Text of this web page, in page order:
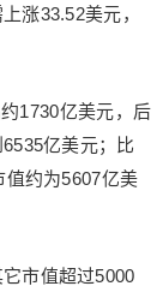
涨33.52美元，
1730亿美元，后
亿美元；比
约为5607亿美
市值超过5000